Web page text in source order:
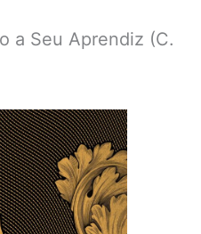
a Seu Aprendiz (C.